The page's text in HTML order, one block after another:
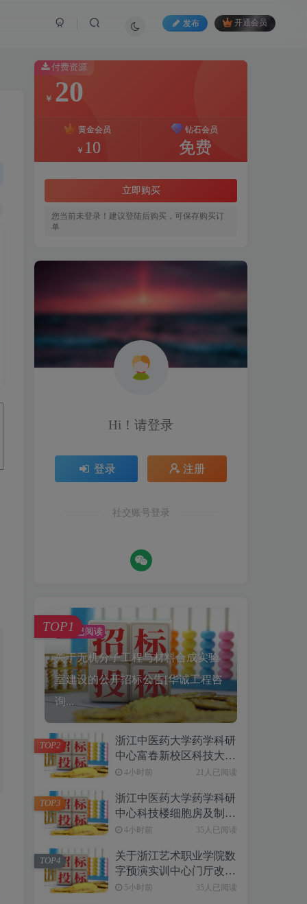
发布 开通会员
付费资源
￥ 20
黄金会员
￥ 10
钻石会员
免费
立即购买
您当前未登录！建议登陆后购买，可保存购买订
单
Hi！请登录
登录 注册
社交账号登录
39人已阅读
关于无机分子工程与材料合成实验
室建设的公开招标公告[华诚工程咨
询...
TOP1
浙江中医药大学药学科研
中心富春新校区科技大楼
相关设备公开招标公告
4小时前 21人已阅读
TOP2
浙江中医药大学药学科研
中心科技楼细胞房及制剂
室相关设备采购项目公开
4小时前 35人已阅读
TOP3
关于浙江艺术职业学院数
字预演实训中心门厅改造
设备采购项目公开招标公
5小时前 35人已阅读
TOP4